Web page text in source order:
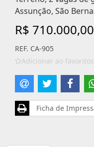
Assunção, São
R$ 710.000,00
REF. CA-905
Adicionar ao favoritos
Ficha de